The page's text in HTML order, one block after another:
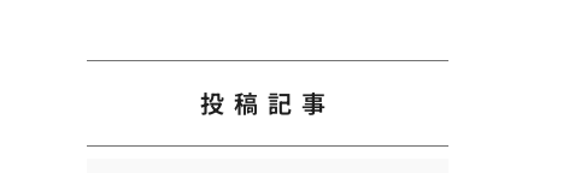
投稿記事